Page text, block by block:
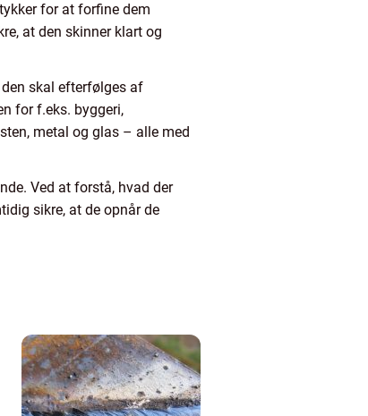
for at forfine dem
at den skinner klart og
skal efterfølges af
for f.eks. byggeri,
metal og glas – alle med
Ved at forstå, hvad der
sikre, at de opnår de